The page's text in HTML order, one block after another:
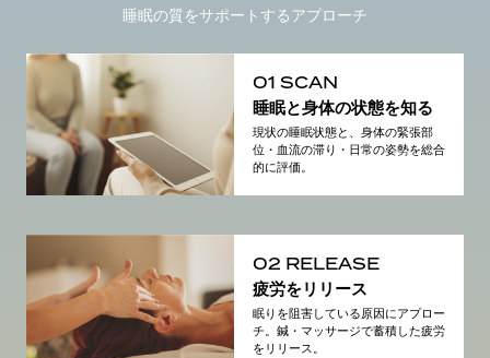
睡眠の質をサポートするアプローチ
01 SCAN
睡眠と身体の状態を知る
現状の睡眠状態と、身体の緊張部
位・血流の滞り・日常の姿勢を総合
的に評価。
02 RELEASE
疲労をリリース
眠りを阻害している原因にアプロー
チ。鍼・マッサージで蓄積した疲労
をリリース。